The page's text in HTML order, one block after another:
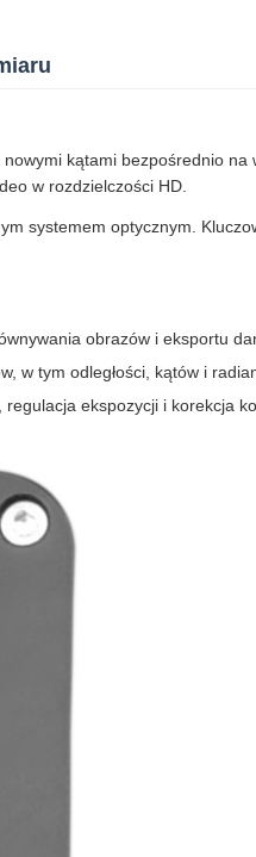
kątami bezpośrednio na
w rozdzielczości HD.
systemem optycznym.
obrazów i eksportu
w tym odległości, kątów i
ekspozycji i korekcja